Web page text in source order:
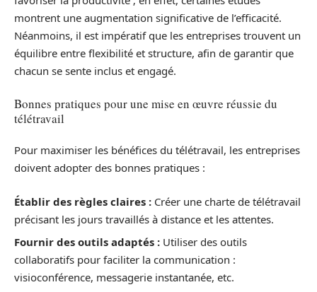
montrent une augmentation significative de l’efficacité.
Néanmoins, il est impératif que les entreprises trouvent un
équilibre entre flexibilité et structure, afin de garantir que
chacun se sente inclus et engagé.
Bonnes pratiques pour une mise en œuvre réussie du
télétravail
Pour maximiser les bénéfices du télétravail, les entreprises
doivent adopter des bonnes pratiques :
Établir des règles claires : Créer une charte de télétravail
précisant les jours travaillés à distance et les attentes.
Fournir des outils adaptés : Utiliser des outils
collaboratifs pour faciliter la communication :
visioconférence, messagerie instantanée, etc.